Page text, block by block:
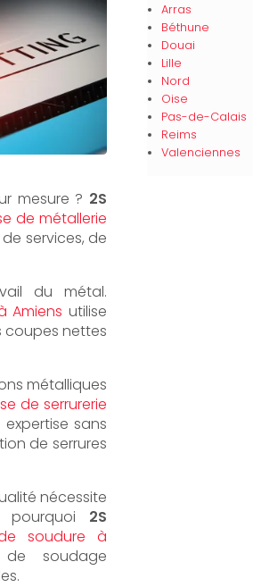
mesure ? 2S
de métallerie
services, de
du métal.
Amiens utilise
coupes nettes
métalliques
de serrurerie
sans
de serrures
nécessite
pourquoi 2S
soudure à
soudage
Arras
Béthune
Douai
Lille
Nord
Oise
Pas-de-Calais
Reims
Valenciennes